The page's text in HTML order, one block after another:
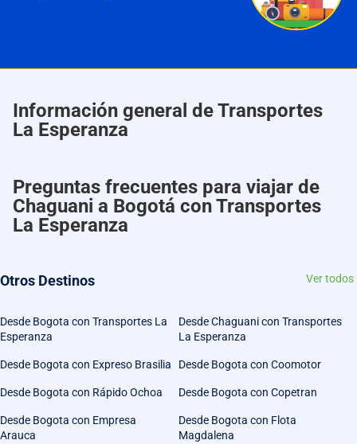
Información general de Transportes
La Esperanza
Preguntas frecuentes para viajar de
Chaguani a Bogotá con Transportes
La Esperanza
Otros Destinos Ver todos
Desde Bogota con Transportes La
Esperanza
Desde Chaguani con Transportes
La Esperanza
Desde Bogota con Expreso Brasilia Desde Bogota con Coomotor
Desde Bogota con Rápido Ochoa Desde Bogota con Copetran
Desde Bogota con Empresa
Arauca
Desde Bogota con Flota
Magdalena